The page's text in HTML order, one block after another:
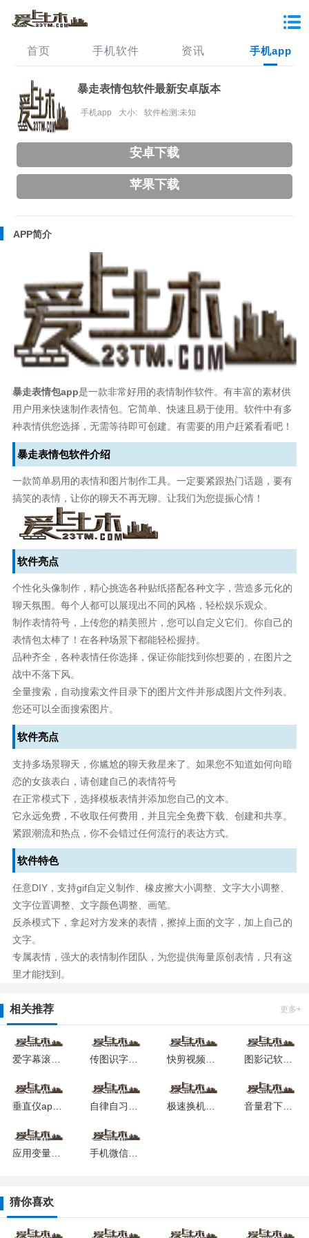
首页 手机软件 资讯 手机app
暴走表情包软件最新安卓版本
手机app 大小: 软件检测:未知
安卓下载
苹果下载
APP简介
暴走表情包app是一款非常好用的表情制作软件。有丰富的素材供
用户用来快速制作表情包。它简单、快速且易于使用。软件中有多
种表情供您选择，无需等待即可创建。有需要的用户赶紧看看吧！
暴走表情包软件介绍
一款简单易用的表情和图片制作工具。一定要紧跟热门话题，要有
搞笑的表情，让你的聊天不再无聊。让我们为您提振心情！
软件亮点
个性化头像制作，精心挑选各种贴纸搭配各种文字，营造多元化的
聊天氛围。每个人都可以展现出不同的风格，轻松娱乐观众。
制作表情符号，上传您的精美照片，您可以自定义它们。你自己的
表情包太棒了！在各种场景下都能轻松握持。
品种齐全，各种表情任你选择，保证你能找到你想要的，在图片之
战中不落下风。
全量搜索，自动搜索文件目录下的图片文件并形成图片文件列表。
您还可以全面搜索图片。
软件亮点
支持多场景聊天，你尴尬的聊天救星来了。如果您不知道如何向暗
恋的女孩表白，请创建自己的表情符号
在正常模式下，选择模板表情并添加您自己的文本。
它永远免费，不收取任何费用，并且完全免费下载、创建和共享。
紧跟潮流和热点，你不会错过任何流行的表达方式。
软件特色
任意DIY，支持gif自定义制作、橡皮擦大小调整、文字大小调整、
文字位置调整、文字颜色调整、画笔。
反杀模式下，拿起对方发来的表情，擦掉上面的文字，加上自己的
文字。
专属表情，强大的表情制作团队，为您提供海量原创表情，只有这
里才能找到。
相关推荐 更多+
爱字幕滚动字幕制作软件安卓下载最新版 传图识字专业版软件安卓版 快剪视频软件安卓最新下载安装 图影记软件下载安装安卓版本
垂直仪app2026版安卓版 极速换机最新下载安卓版 音量君下载安卓版
应用变量模块安卓app下载安装 手机微信数据恢复大师最新安卓下载
猜你喜欢